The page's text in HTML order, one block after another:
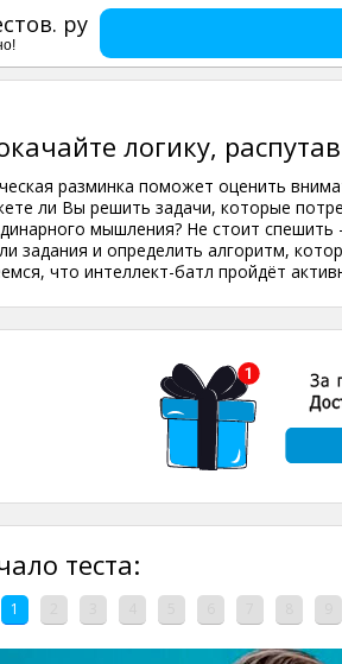
ру
логику,
разминка поможет оценить
ли Вы решить задачи, которые
мышления? Не стоит спешить
задания и определить алгоритм,
что интеллект-батл пройдёт
теста:
1